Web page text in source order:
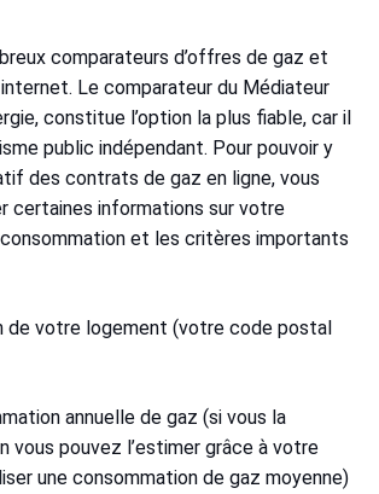
comparateurs d’offres de gaz et
Le comparateur du Médiateur
constitue l’option la plus fiable, car il
public indépendant. Pour pouvoir y
des contrats de gaz en ligne, vous
certaines informations sur votre
et les critères importants
de votre logement (votre code postal
annuelle de gaz (si vous la
vous pouvez l’estimer grâce à votre
une consommation de gaz moyenne)